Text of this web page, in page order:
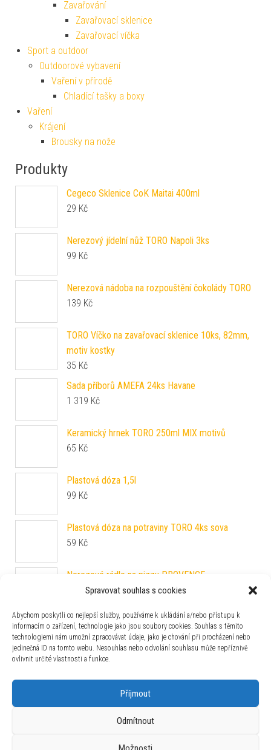
Spravovat souhlas s cookies
Abychom poskytli co nejlepší služby, používáme k ukládání a/nebo přístupu k
informacím o zařízení, technologie jako jsou soubory cookies. Souhlas s těmito
technologiemi nám umožní zpracovávat údaje, jako je chování při procházení nebo
jedinečná ID na tomto webu. Nesouhlas nebo odvolání souhlasu může nepříznivě
ovlivnit určité vlastnosti a funkce.
Příjmout
Odmítnout
Vaření v přírodě
Chladící tašky a boxy
Krájení
Brousky na nože
Produkty
Nerezový jídelní nůž TORO Napoli 3ks
Nerezová nádoba na rozpouštění čokolády TORO
TORO Víčko na zavařovací sklenice 10ks, 82mm,
35Kč
Keramický hrnek TORO 250ml MIX motivů
Plastová dóza 1,5l
Plastová dóza na potraviny TORO 4ks sova
Nerezové rádlo na pizzu PROVENCE
LOCKNLOCK Dóza na potraviny LOCK obdélník
Používáme WordPress (v češtině).|Šablona: Bulk Shop| ACIT
s.r.o. Chodovská 228/3 Praha 4 IČ: 26454424